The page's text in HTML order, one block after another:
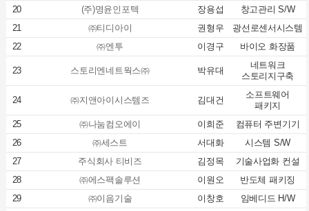
20
(주)명윤인포텍 장용섭
창고관리 S/W
21
㈜티디아이 권형우
광선로센서시스템
22
㈜엔투 이경구 바이오 화장품
23 스토리엔네트웍스㈜ 박유대
네트워크
스토리지구축
24 ㈜지앤아이시스템즈 김대건
소프트웨어
패키지
25
㈜나눔컴오에이 이희준
컴퓨터 주변기기
26
㈜세스트 서대화
시스템 S/W
27
주식회사 티비즈 김정목
기술사업화 컨설
28
㈜에스팩솔루션 이원오
반도체 패키징
29
㈜이음기술 이창호
임베디드 H/W